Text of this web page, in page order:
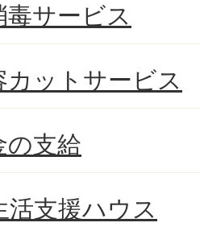
サービス
カットサービス
の支給
活支援ハウス